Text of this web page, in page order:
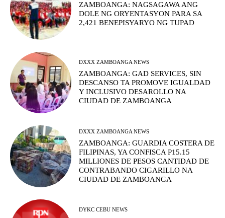
ZAMBOANGA: NAGSAGAWA ANG
DOLE NG ORYENTASYON PARA SA
2,421 BENEPISYARYO NG TUPAD
DXXX ZAMBOANGA NEWS
ZAMBOANGA: GAD SERVICES, SIN
DESCANSO TA PROMOVE IGUALDAD
Y INCLUSIVO DESAROLLO NA
CIUDAD DE ZAMBOANGA
DXXX ZAMBOANGA NEWS
ZAMBOANGA: GUARDIA COSTERA DE
FILIPINAS, YA CONFISCA P15.15
MILLIONES DE PESOS CANTIDAD DE
CONTRABANDO CIGARILLO NA
CIUDAD DE ZAMBOANGA
DYKC CEBU NEWS